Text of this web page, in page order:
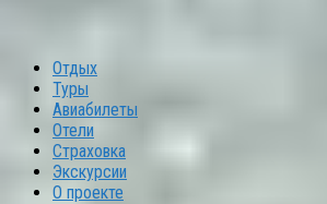
Отдых
Туры
Авиабилеты
Отели
Страховка
Экскурсии
О проекте